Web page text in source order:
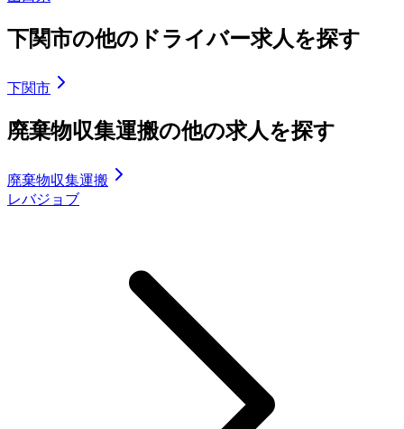
下関市の他のドライバー求人を探す
下関市
廃棄物収集運搬の他の求人を探す
廃棄物収集運搬
レバジョブ